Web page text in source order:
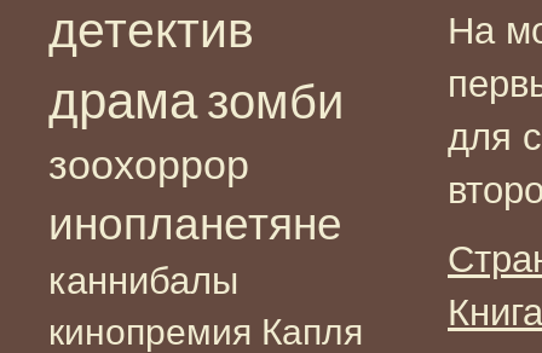
детектив
драма зомби
зоохоррор
инопланетяне
каннибалы
кинопремия Капля
На
для